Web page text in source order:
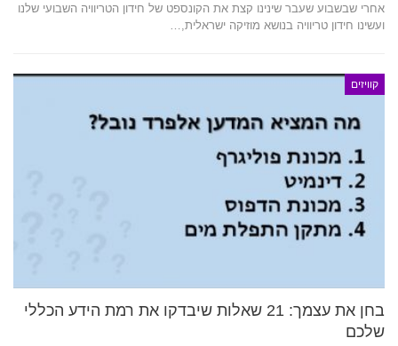
אחרי שבשבוע שעבר שינינו קצת את הקונספט של חידון הטריוויה השבועי שלנו
ועשינו חידון טריוויה בנושא מוזיקה ישראלית,…
קוויזים
בחן את עצמך: 21 שאלות שיבדקו את רמת הידע הכללי
שלכם